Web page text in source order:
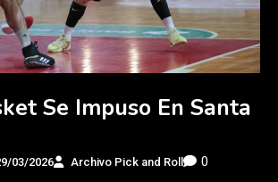
Se Impuso En Santa
03/2026 Archivo Pick and Roll 0